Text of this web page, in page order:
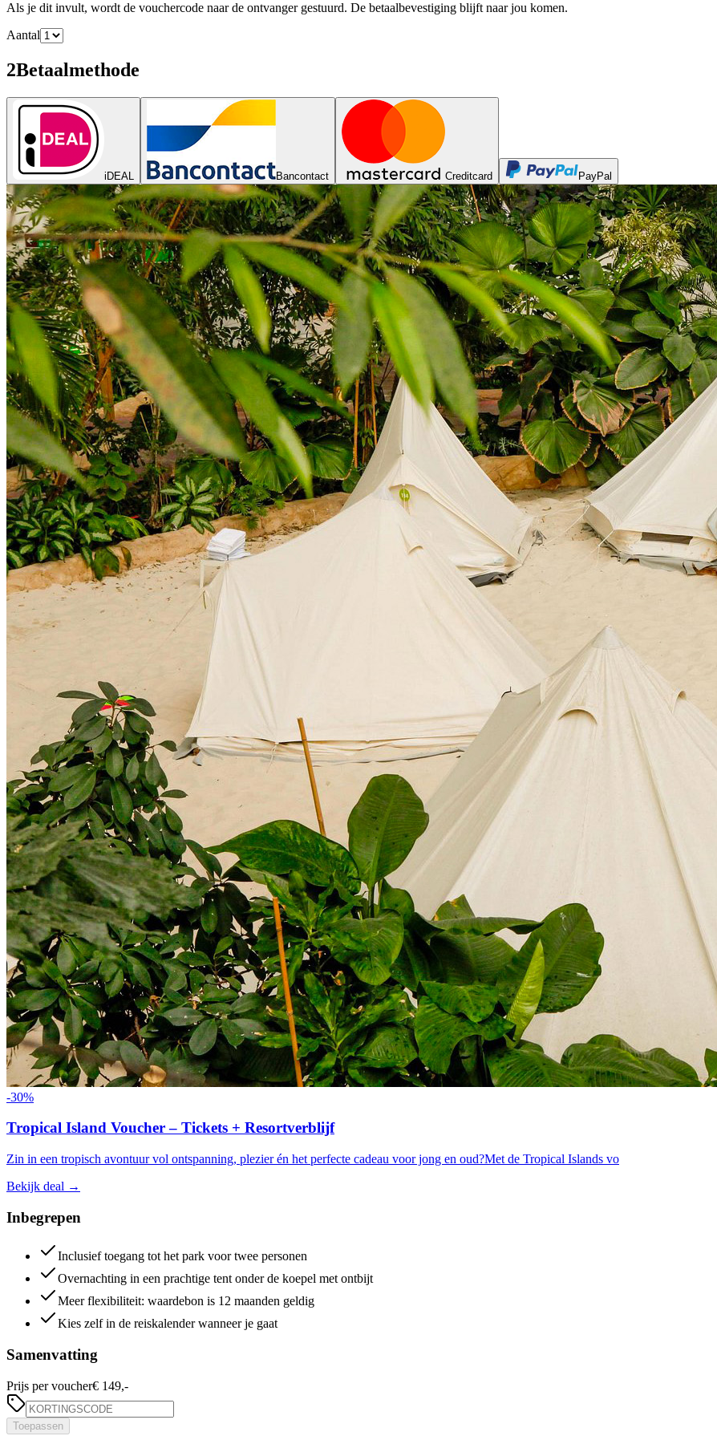
Als je dit invult, wordt de vouchercode naar de ontvanger gestuurd. De betaalbevestiging blijft naar jou komen.
Aantal
2Betaalmethode
iDEAL Bancontact Creditcard PayPal
-30%
Tropical Island Voucher – Tickets + Resortverblijf
Zin in een tropisch avontuur vol ontspanning, plezier én het perfecte cadeau voor jong en oud?Met de Tropical Islands vo
Bekijk deal →
Inbegrepen
Inclusief toegang tot het park voor twee personen
Overnachting in een prachtige tent onder de koepel met ontbijt
Meer flexibiliteit: waardebon is 12 maanden geldig
Kies zelf in de reiskalender wanneer je gaat
Samenvatting
Prijs per voucher€ 149,-
Toepassen